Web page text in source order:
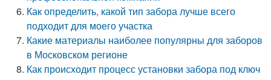
Как определить, какой тип забора лучше всего
подходит для моего участка
Какие материалы наиболее популярны для заборов
в Московском регионе
Как происходит процесс установки забора под ключ